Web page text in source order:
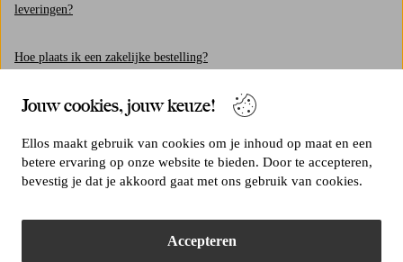
Jouw cookies, jouw keuze!
Ellos maakt gebruik van cookies om je inhoud op maat en een
betere ervaring op onze website te bieden. Door te accepteren,
bevestig je dat je akkoord gaat met ons gebruik van cookies.
Accepteren
leveringen?
Hoe plaats ik een zakelijke bestelling?
Welke bezorgingswijzen zijn er?
Kan ik bestellen en de levering naar een ander land ontvangen?